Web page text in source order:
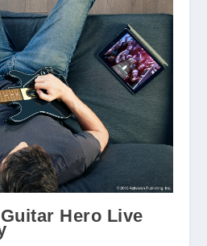
Hero Live